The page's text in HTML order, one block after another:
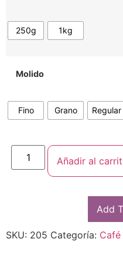
250g 1kg
Molido
Fino Grano Regular
Añadir al
Add
SKU: 205 Categoría: